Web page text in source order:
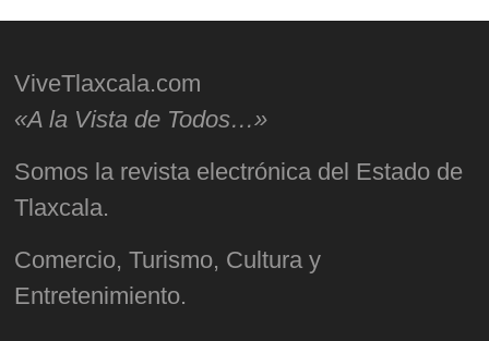
ViveTlaxcala.com
«A la Vista de Todos…»
Somos la revista electrónica del Estado de
Tlaxcala.
Comercio, Turismo, Cultura y
Entretenimiento.